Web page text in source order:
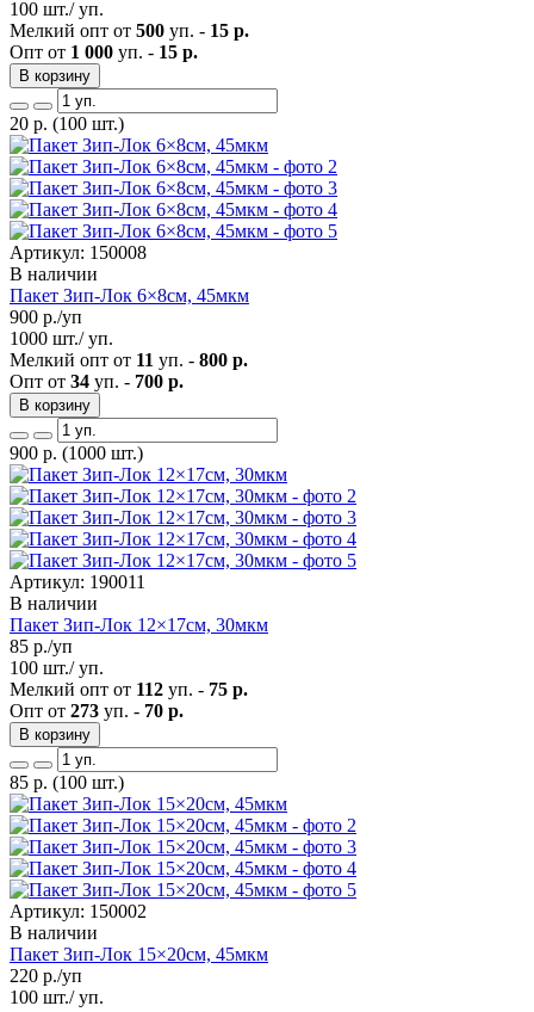
100 шт./ уп.
Мелкий опт от 500 уп. - 15 р.
Опт от 1 000 уп. - 15 р.
В корзину
20 р. (100 шт.)
Артикул: 150008
В наличии
Пакет Зип-Лок 6×8см, 45мкм
900 р./уп
1000 шт./ уп.
Мелкий опт от 11 уп. - 800 р.
Опт от 34 уп. - 700 р.
В корзину
900 р. (1000 шт.)
Артикул: 190011
В наличии
Пакет Зип-Лок 12×17см, 30мкм
85 р./уп
100 шт./ уп.
Мелкий опт от 112 уп. - 75 р.
Опт от 273 уп. - 70 р.
В корзину
85 р. (100 шт.)
Артикул: 150002
В наличии
Пакет Зип-Лок 15×20см, 45мкм
220 р./уп
100 шт./ уп.